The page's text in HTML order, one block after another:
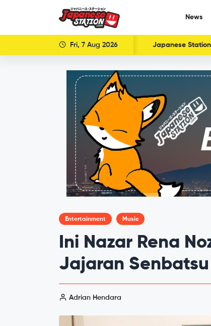
News
Fri, 7 Aug 2026 Japanese
Entertainment Music
Ini Nazar Rena
Jajaran Senbatsu
Adrian Hendara